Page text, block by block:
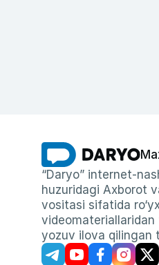
“Daryo” internet-
huzuridagi Axborot
vositasi sifatida
videomateriallaridan
yozuv ilova qilingan